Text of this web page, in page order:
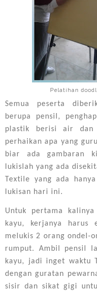
Pelatihan
Semua peserta
berupa pensil,
plastik berisi air dan
perhaikan apa yang
biar ada gambaran
lukislah yang ada
Textile yang ada
lukisan hari ini.
Untuk pertama
kayu, kerjanya harus
melukis 2 orang ondel-
rumput. Ambil pensil
kayu, jadi inget waktu
dengan guratan
sisir dan sikat gigi